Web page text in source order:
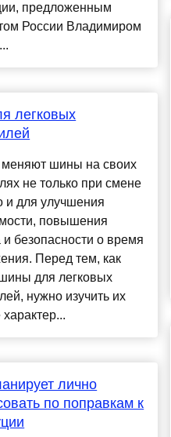
предложенным
России Владимиром
легковых
меняют шины на своих
не только при смене
и для улучшения
повышения
безопасности о время
Перед тем, как
для легковых
нужно изучить их
лично
по поправкам к